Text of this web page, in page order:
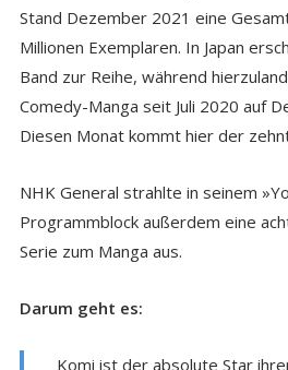
Stand Dezember 2021 eine
Millionen Exemplaren. In Japan
Band zur Reihe, während
Comedy-Manga seit Juli 2020 auf
Diesen Monat kommt hier der
NHK General strahlte in seinem
Programmblock außerdem eine
Serie zum Manga aus.
Darum geht es:
Komi ist der absolute Star